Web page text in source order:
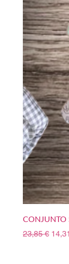
CONJUNTO
Precio
23,85 €